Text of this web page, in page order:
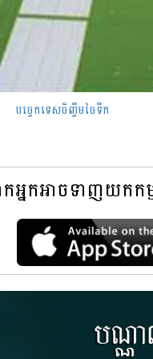
បច្ចេកទេសចិញ្ចឹមចៃទឹក
នកអាចទាញយកកម្